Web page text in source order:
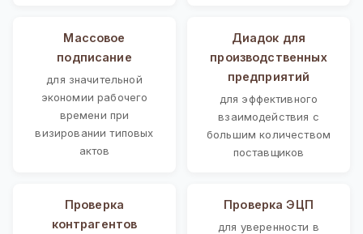
Массовое
подписание
для значительной
экономии рабочего
времени при
визировании типовых
актов
Диадок для
производственных
предприятий
для эффективного
взаимодействия с
большим количеством
поставщиков
Проверка
контрагентов
Проверка ЭЦП
для уверенности в